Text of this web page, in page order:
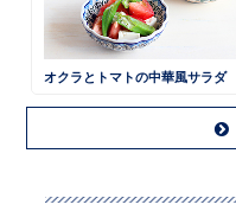
オクラとトマトの中華風サラダ